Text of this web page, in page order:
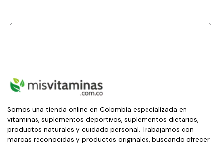
Somos una tienda online en Colombia especializada en
vitaminas, suplementos deportivos, suplementos dietarios,
productos naturales y cuidado personal. Trabajamos con
marcas reconocidas y productos originales, buscando ofrecer